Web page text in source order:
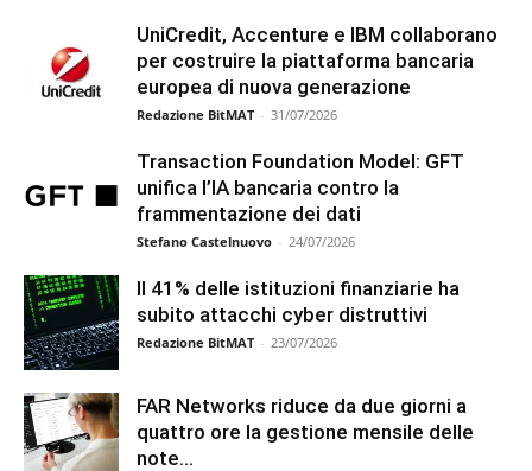
UniCredit, Accenture e IBM collaborano
per costruire la piattaforma bancaria
europea di nuova generazione
Redazione BitMAT - 31/07/2026
Transaction Foundation Model: GFT
unifica l’IA bancaria contro la
frammentazione dei dati
Stefano Castelnuovo - 24/07/2026
Il 41% delle istituzioni finanziarie ha
subito attacchi cyber distruttivi
Redazione BitMAT - 23/07/2026
FAR Networks riduce da due giorni a
quattro ore la gestione mensile delle
note...